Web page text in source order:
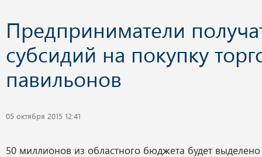
Предприниматели
субсидий на покупку
павильонов
05 октября 2015 12:41
50 миллионов из областного бюджета будет выделено